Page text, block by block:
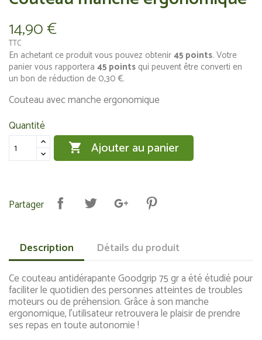
14,90 €
TTC
En achetant ce produit vous pouvez obtenir45 points. Votre
panier vous rapportera 45 points qui peuvent être converti en
un bon de réduction de 0,30 €.
Couteau avec manche ergonomique
Quantité
 Ajouter au panier
Partager
Description Détails du produit
Ce couteau antidérapante Goodgrip 75 gr a été étudié pour
faciliter le quotidien des personnes atteintes de troubles
moteurs ou de préhension. Grâce à son manche
ergonomique, l'utilisateur retrouvera le plaisir de prendre
ses repas en toute autonomie !